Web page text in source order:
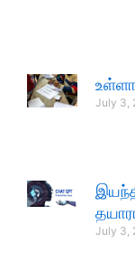
July 3,
July 3,